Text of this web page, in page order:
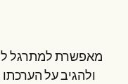
ולהגיב על